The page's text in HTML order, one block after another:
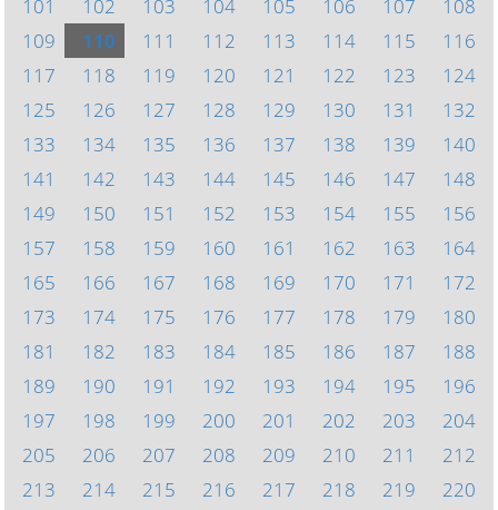
101
102 103 104 105 106 107
108
109
110 111 112 113 114 115
116
117
118 119 120 121 122 123
124
125
126 127 128 129 130 131
132
133
134 135 136 137 138 139
140
141
142 143 144 145 146 147
148
149
150 151 152 153 154 155
156
157
158 159 160 161 162 163
164
165
166 167 168 169 170 171
172
173
174 175 176 177 178 179
180
181
182 183 184 185 186 187
188
189
190 191 192 193 194 195
196
197
198 199 200 201 202 203
204
205
206 207 208 209 210 211
212
213
214 215 216 217 218 219
220